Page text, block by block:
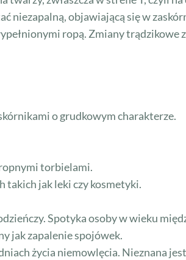
niezapalną, objawiającą się w
ropą. Zmiany trądzikowe
o grudkowym charakterze.
torbielami.
takich jak leki czy kosmetyki.
Spotyka osoby w wieku
jak zapalenie spojówek.
życia niemowlęcia. Nieznana